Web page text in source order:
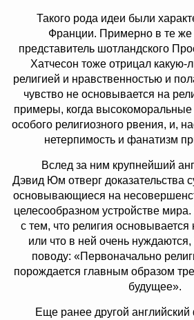
Такого рода идеи были
Франции. Примерно в те
представитель шотландского
Хатчесон тоже отрицал какую-
религией и нравственностью и
чувство не основывается на
примеры, когда
особого религиозного рвения, и,
нетерпимость и фанатизм
Вслед за ним крупнейший
Дэвид Юм отверг доказательства
основывающиеся на
целесообразном устройстве
с тем, что религия
или что в ней очень
поводу: «Первоначально
порождается главным образом
будущее».
Еще ранее другой